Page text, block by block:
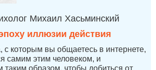
Михаил Хасьминский
иллюзии действия
с которым вы общаетесь в интернете,
самим этим человеком, и
таким образом, чтобы добиться от